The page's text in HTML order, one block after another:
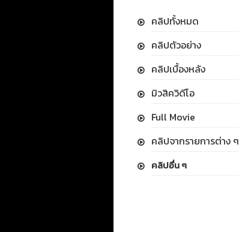
คลิปทั้งหมด
คลิปตัวอย่าง
คลิปเบื้องหลัง
มิวสิควิดีโอ
Full Movie
คลิปจากรายการต่าง ๆ
คลิปอื่น ๆ